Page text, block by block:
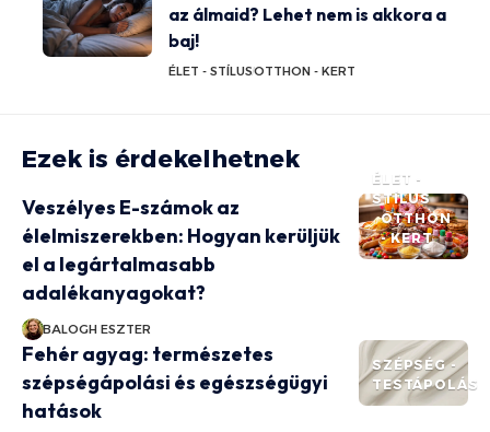
az álmaid? Lehet nem is akkora a
baj!
ÉLET - STÍLUSOTTHON - KERT
Ezek is érdekelhetnek
ÉLET -
STÍLUS
OTTHON
- KERT
Veszélyes E-számok az
élelmiszerekben: Hogyan kerüljük
el a legártalmasabb
adalékanyagokat?
BALOGH ESZTER
SZÉPSÉG -
TESTÁPOLÁS
Fehér agyag: természetes
szépségápolási és egészségügyi
hatások